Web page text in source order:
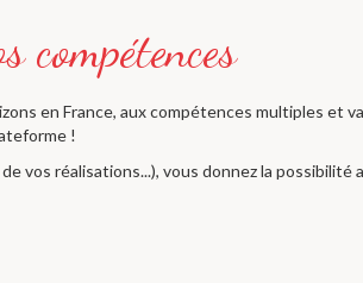
en France, aux compétences multiples et
!
vos réalisations...), vous donnez la